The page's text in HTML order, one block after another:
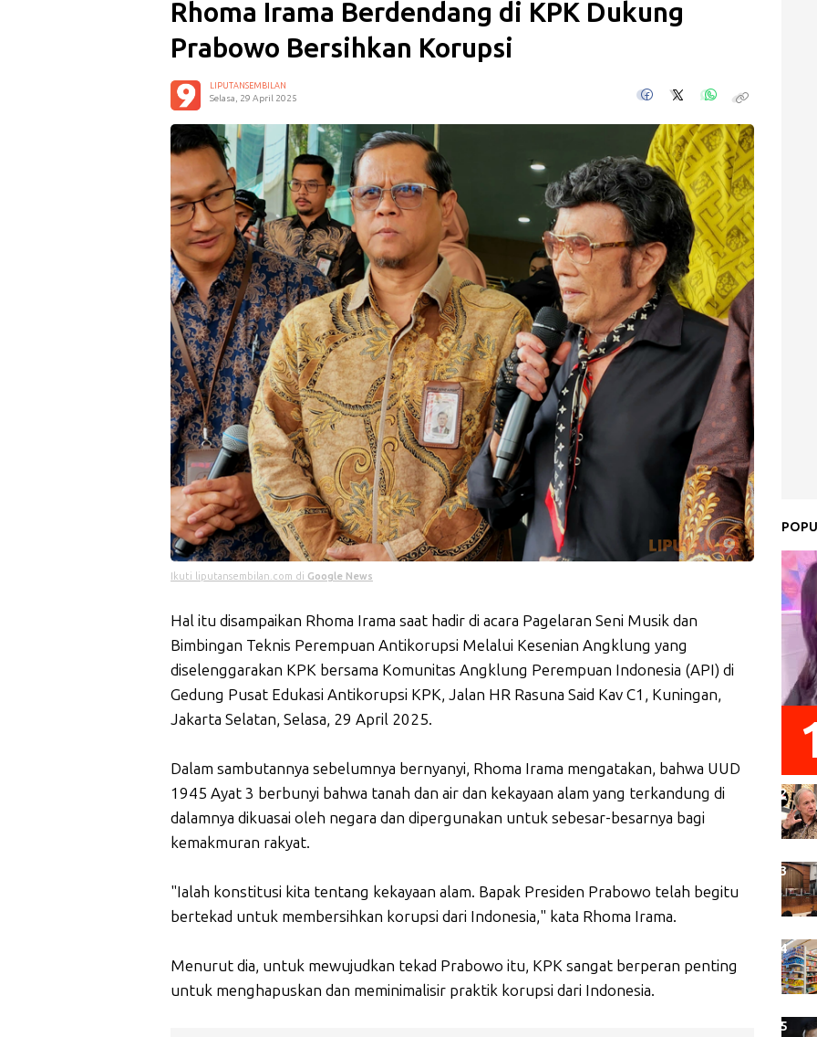
Rhoma Irama Berdendang di KPK Dukung
Prabowo Bersihkan Korupsi
LIPUTANSEMBILAN
Selasa, 29 April 2025
Ikuti liputansembilan.com di Google News
Hal itu disampaikan Rhoma Irama saat hadir di acara Pagelaran Seni Musik dan
Bimbingan Teknis Perempuan Antikorupsi Melalui Kesenian Angklung yang
diselenggarakan KPK bersama Komunitas Angklung Perempuan Indonesia (API) di
Gedung Pusat Edukasi Antikorupsi KPK, Jalan HR Rasuna Said Kav C1, Kuningan,
Jakarta Selatan, Selasa, 29 April 2025.
Dalam sambutannya sebelumnya bernyanyi, Rhoma Irama mengatakan, bahwa UUD
1945 Ayat 3 berbunyi bahwa tanah dan air dan kekayaan alam yang terkandung di
dalamnya dikuasai oleh negara dan dipergunakan untuk sebesar-besarnya bagi
kemakmuran rakyat.
"Ialah konstitusi kita tentang kekayaan alam. Bapak Presiden Prabowo telah begitu
bertekad untuk membersihkan korupsi dari Indonesia," kata Rhoma Irama.
Menurut dia, untuk mewujudkan tekad Prabowo itu, KPK sangat berperan penting
untuk menghapuskan dan meminimalisir praktik korupsi dari Indonesia.